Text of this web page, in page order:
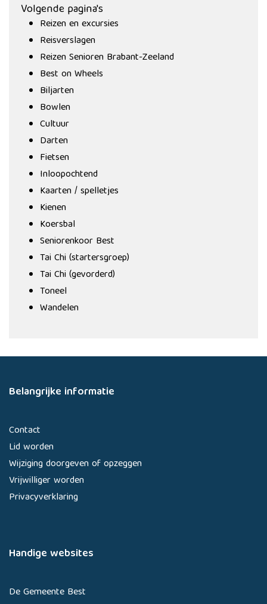
Volgende pagina's
Reizen en excursies
Reisverslagen
Reizen Senioren Brabant-Zeeland
Best on Wheels
Biljarten
Bowlen
Cultuur
Darten
Fietsen
Inloopochtend
Kaarten / spelletjes
Kienen
Koersbal
Seniorenkoor Best
Tai Chi (startersgroep)
Tai Chi (gevorderd)
Toneel
Wandelen
Belangrijke informatie
Contact
Lid worden
Wijziging doorgeven of opzeggen
Vrijwilliger worden
Privacyverklaring
Handige websites
De Gemeente Best